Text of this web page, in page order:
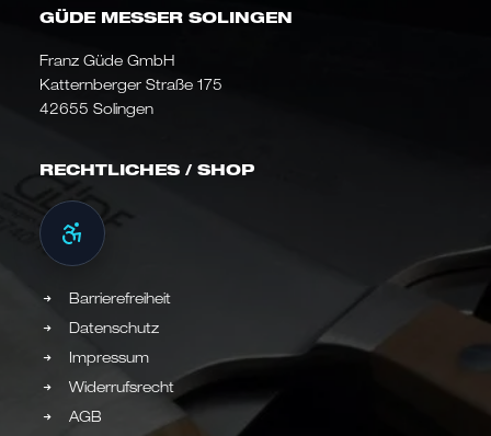
GÜDE MESSER SOLINGEN
Franz Güde GmbH
Katternberger Straße 175
42655 Solingen
RECHTLICHES / SHOP
Barrierefreiheit
Datenschutz
Impressum
Widerrufsrecht
AGB